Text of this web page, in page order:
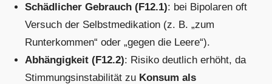
Schädlicher Gebrauch (F12.1): bei Bipolaren oft
Versuch der Selbstmedikation (z. B. „zum
Runterkommen“ oder „gegen die Leere“).
Abhängigkeit (F12.2): Risiko deutlich erhöht, da
Stimmungsinstabilität zu Konsum als